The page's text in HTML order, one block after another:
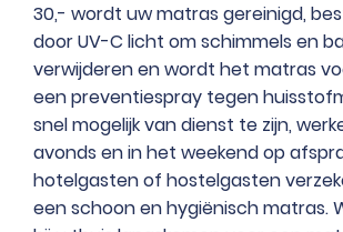
30,- wordt uw matras gereinigd,
doorUV-C licht om schimmels en
verwijderen en wordt het matras
eenpreventiespray tegen
snel mogelijk van dienst te zijn,
avonds en in het weekend op
hotelgasten of hostelgasten
een schoon en hygiënisch matras.